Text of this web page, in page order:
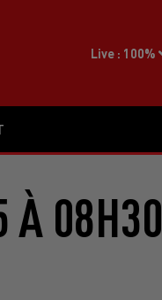
Live : 100%
À 08H30